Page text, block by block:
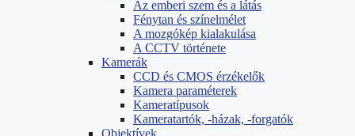
Az emberi szem és a látás
Fénytan és színelmélet
A mozgókép kialakulása
A CCTV története
Kamerák
CCD és CMOS érzékelők
Kamera paraméterek
Kameratípusok
Kameratartók, -házak, -forgatók
Objektívek